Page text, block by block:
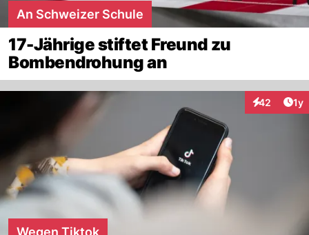
An Schweizer Schule
17-Jährige stiftet Freund zu
Bombendrohung an
42 1y
Wegen Tiktok